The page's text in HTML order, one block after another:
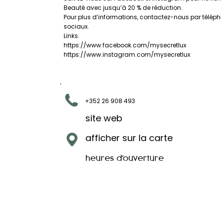
Beauté avec jusqu’à 20 % de réduction.
Pour plus d’informations, contactez-nous par
sociaux.
Links:
https://www.facebook.com/mysecretlux
https://www.instagram.com/mysecretlux
+352 26 908 493
site web
afficher sur la carte
heures d'ouverture